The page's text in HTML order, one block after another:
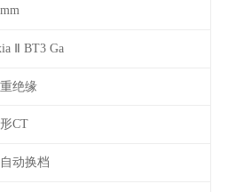
Ⅱ BT3 Ga
绝缘
CT
动换档